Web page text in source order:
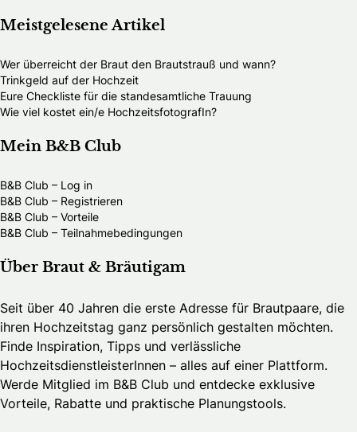
Meistgelesene Artikel
Wer überreicht der Braut den Brautstrauß und wann?
Trinkgeld auf der Hochzeit
Eure Checkliste für die standesamtliche Trauung
Wie viel kostet ein/e HochzeitsfotografIn?
Mein B&B Club
B&B Club – Log in
B&B Club – Registrieren
B&B Club – Vorteile
B&B Club – Teilnahmebedingungen
Über Braut & Bräutigam
Seit über 40 Jahren die erste Adresse für Brautpaare, die
ihren Hochzeitstag ganz persönlich gestalten möchten.
Finde Inspiration, Tipps und verlässliche
HochzeitsdienstleisterInnen – alles auf einer Plattform.
Werde Mitglied im B&B Club und entdecke exklusive
Vorteile, Rabatte und praktische Planungstools.